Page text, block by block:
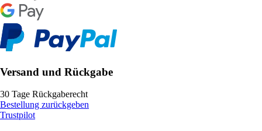
Versand und Rückgabe
30 Tage Rückgaberecht
Bestellung zurückgeben
Trustpilot